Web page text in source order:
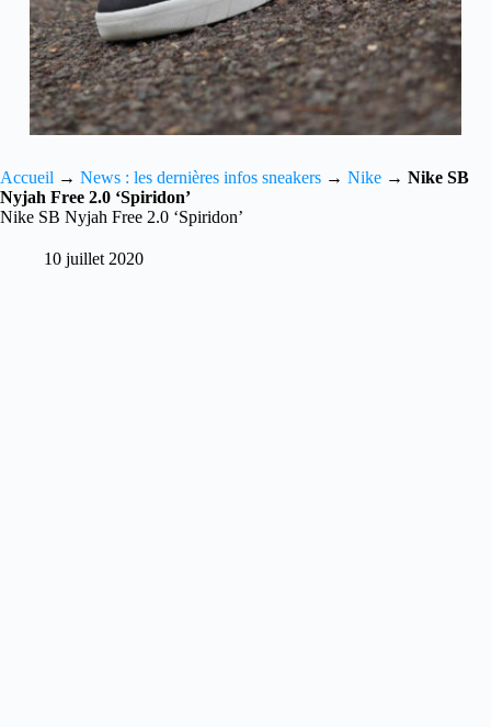
Accueil → News : les dernières infos sneakers → Nike → Nike SB
Nyjah Free 2.0 ‘Spiridon’
Nike SB Nyjah Free 2.0 ‘Spiridon’
10 juillet 2020